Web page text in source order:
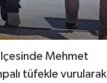
Mehmet
tüfekle vurularak